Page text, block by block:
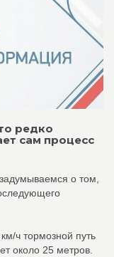
редко
сам процесс
о том,
ч тормозной путь
около 25 метров.